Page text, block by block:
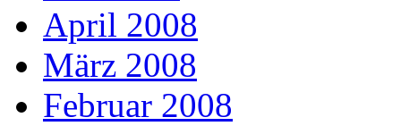
April 2008
März 2008
Februar 2008